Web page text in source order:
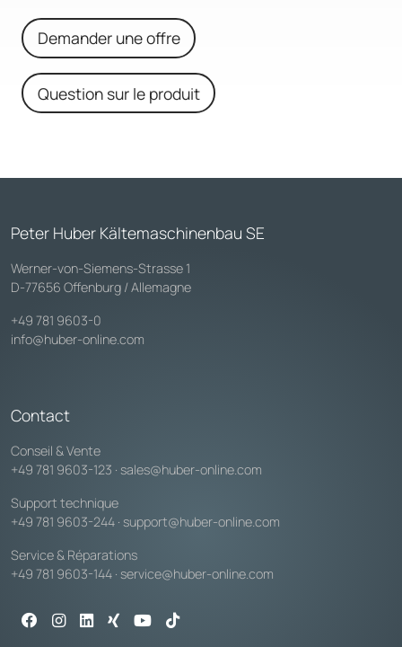
Demander une offre
Question sur le produit
Peter Huber Kältemaschinenbau SE
Werner-von-Siemens-Strasse 1
D-77656 Offenburg / Allemagne
+49 781 9603-0
info@huber-online.com
Contact
Conseil & Vente
+49 781 9603-123 · sales@huber-online.com
Support technique
+49 781 9603-244 · support@huber-online.com
Service & Réparations
+49 781 9603-144 · service@huber-online.com